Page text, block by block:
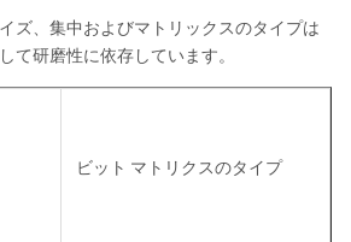
ズ、集中およびマトリックスのタイプは
て研磨性に依存しています。
ビット マトリクスのタイプ